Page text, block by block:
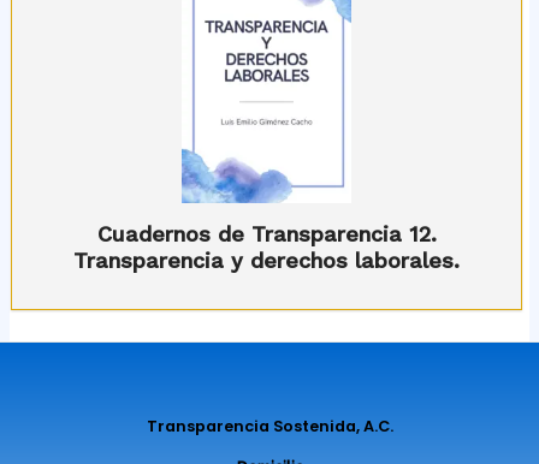
Cuadernos de Transparencia 12.
Transparencia y derechos laborales.
Transparencia Sostenida, A.C.